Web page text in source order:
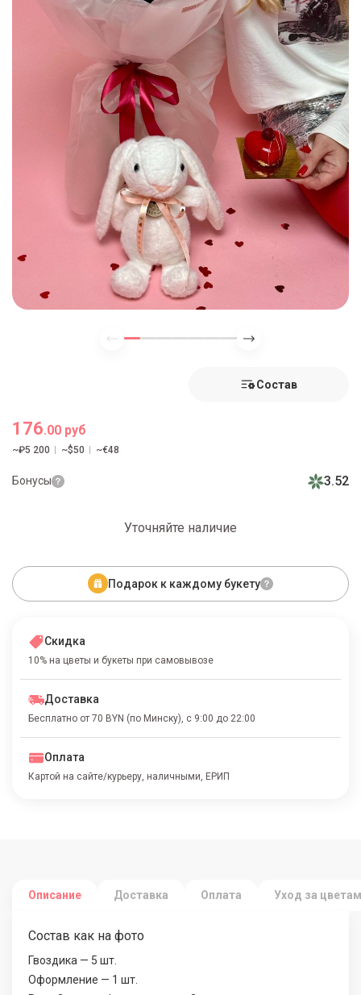
Состав
176.00 руб
~₽5 200 ~$50 ~€48
Бонусы 3.52
Уточняйте наличие
Подарок к каждому букету
Скидка
10% на цветы и букеты при самовывозе
Доставка
Бесплатно от 70 BYN (по Минску), с 9:00 до 22:00
Оплата
Картой на сайте/курьеру, наличными, ЕРИП
Описание Доставка Оплата Уход за
Состав как на фото
Гвоздика — 5 шт.
Оформление — 1 шт.